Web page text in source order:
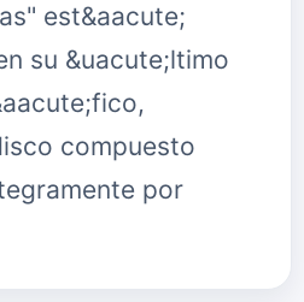
est&aacute;
su &uacute;ltimo
compuesto
por